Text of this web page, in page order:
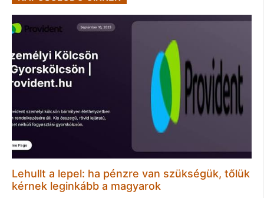
Lehullt a lepel: ha pénzre van szükségük, tőlük
kérnek leginkább a magyarok